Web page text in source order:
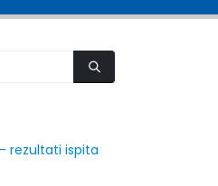
rezultati ispita